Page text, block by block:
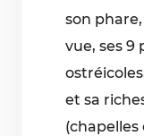
son
vue, ses 9
et sa
(chapelles